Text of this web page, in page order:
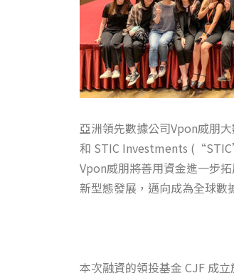
亞洲領先數據公司Vpon威朋
和 STIC Investments
Vpon威朋將善用資金進一步
新型態發展，邁向成為全球數
本次融資的領投基金 CJF 成